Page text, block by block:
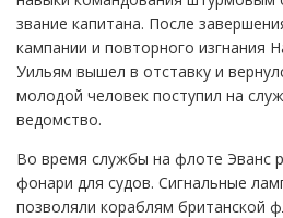
звание капитана. После
кампании и повторного изгнания
Уильям вышел в отставку и
молодой человек поступил на
ведомство.
Во время службы на флоте Эванс
фонари для судов. Сигнальные
позволяли кораблям британской